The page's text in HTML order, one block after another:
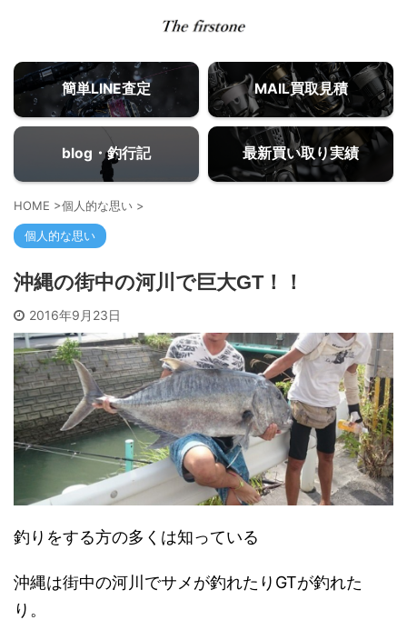
簡単LINE査定 MAIL買取見積
blog・釣行記 最新買い取り実績
HOME >個人的な思い >
個人的な思い
沖縄の街中の河川で巨大GT！！
2016年9月23日
釣りをする方の多くは知っている
沖縄は街中の河川でサメが釣れたりGTが釣れた
り。